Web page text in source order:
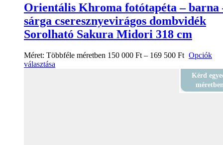
Orientális Khroma fotótapéta – barna
sárga cseresznyevirágos dombvidék
Sorolható Sakura Midori 318 cm
Méret: Többféle méretben 150 000 Ft – 169 500 Ft Opciók
választása
Kérd